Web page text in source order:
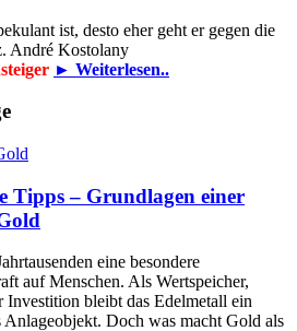
ist, desto eher geht er gegen die
André Kostolany
► Weiterlesen..
Tipps – Grundlagen einer
eine besondere
auf Menschen. Als Wertspeicher,
Investition bleibt das Edelmetall ein
Anlageobjekt. Doch was macht Gold als